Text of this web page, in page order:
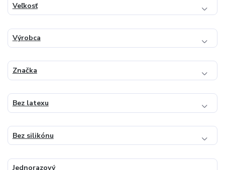
Veľkosť
Výrobca
Značka
Bez latexu
Bez silikónu
Jednorazový